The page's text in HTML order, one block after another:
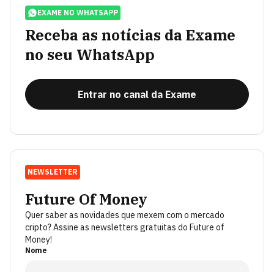
EXAME NO WHATSAPP
Receba as notícias da Exame
no seu WhatsApp
Entrar no canal da Exame
NEWSLETTER
Future Of Money
Quer saber as novidades que mexem com o mercado
cripto? Assine as newsletters gratuitas do Future of
Money!
Nome